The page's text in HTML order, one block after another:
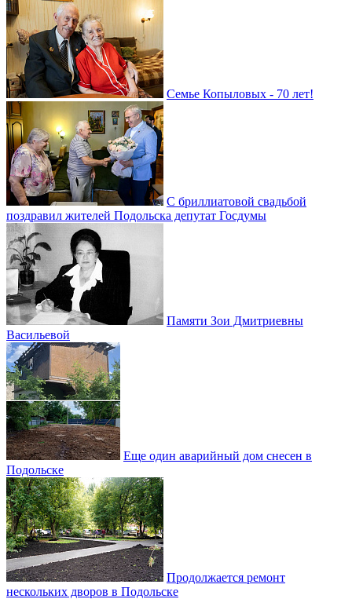
Семье Копыловых - 70 лет!
С бриллиатовой свадьбой
поздравил жителей Подольска депутат Госдумы
Памяти Зои Дмитриевны
Васильевой
Еще один аварийный дом снесен в
Подольске
Продолжается ремонт
нескольких дворов в Подольске